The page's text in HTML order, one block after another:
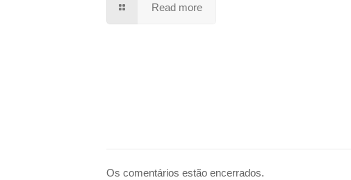
Read more
Os comentários estão encerrados.